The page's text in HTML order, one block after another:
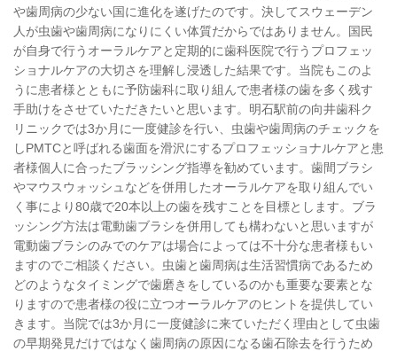
や歯周病の少ない国に進化を遂げたのです。決してスウェーデン
人が虫歯や歯周病になりにくい体質だからではありません。国民
が自身で行うオーラルケアと定期的に歯科医院で行うプロフェッ
ショナルケアの大切さを理解し浸透した結果です。当院もこのよ
うに患者様とともに予防歯科に取り組んで患者様の歯を多く残す
手助けをさせていただきたいと思います。明石駅前の向井歯科ク
リニックでは3か月に一度健診を行い、虫歯や歯周病のチェックを
しPMTCと呼ばれる歯面を滑沢にするプロフェッショナルケアと患
者様個人に合ったブラッシング指導を勧めています。歯間ブラシ
やマウスウォッシュなどを併用したオーラルケアを取り組んでい
く事により80歳で20本以上の歯を残すことを目標とします。ブラ
ッシング方法は電動歯ブラシを併用しても構わないと思いますが
電動歯ブラシのみでのケアは場合によっては不十分な患者様もい
ますのでご相談ください。虫歯と歯周病は生活習慣病であるため
どのようなタイミングで歯磨きをしているのかも重要な要素とな
りますので患者様の役に立つオーラルケアのヒントを提供してい
きます。当院では3か月に一度健診に来ていただく理由として虫歯
の早期発見だけではなく歯周病の原因になる歯石除去を行うため